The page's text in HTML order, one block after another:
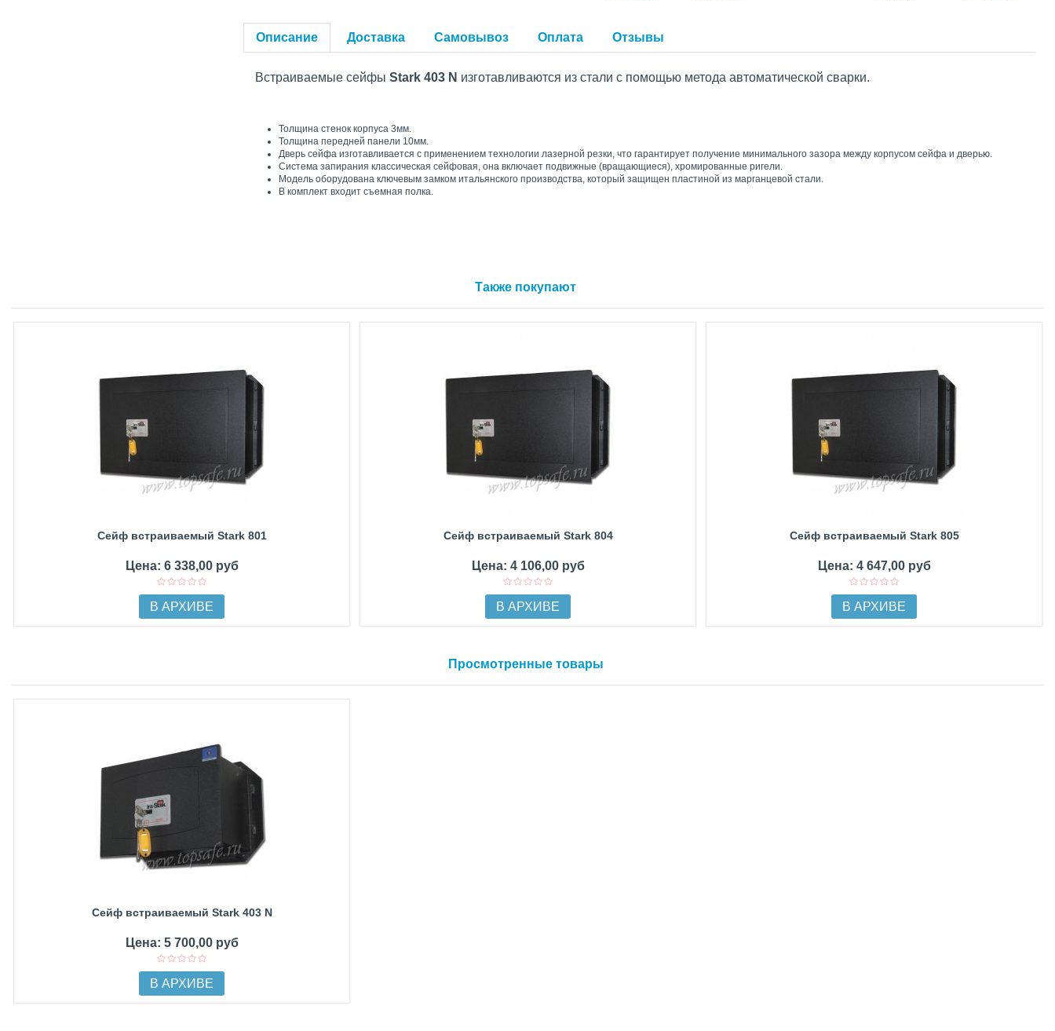
Описание Доставка Самовывоз Оплата Отзывы
Встраиваемые сейфы Stark 403 N изготавливаются из стали с помощью метода автоматической сварки.
Толщина стенок корпуса 3мм.
Толщина передней панели 10мм.
Дверь сейфа изготавливается с применением технологии лазерной резки, что гарантирует получение минимального зазора между корпусом сейфа и дверью.
Система запирания классическая сейфовая, она включает подвижные (вращающиеся), хромированные ригели.
Модель оборудована ключевым замком итальянского производства, который защищен пластиной из марганцевой стали.
В комплект входит съемная полка.
Также покупают
Сейф встраиваемый Stark 801
Цена: 6 338,00 руб
В АРХИВЕ
Сейф встраиваемый Stark 804
Цена: 4 106,00 руб
В АРХИВЕ
Сейф встраиваемый Stark 805
Цена: 4 647,00 руб
В АРХИВЕ
Просмотренные товары
Сейф встраиваемый Stark 403 N
Цена: 5 700,00 руб
В АРХИВЕ